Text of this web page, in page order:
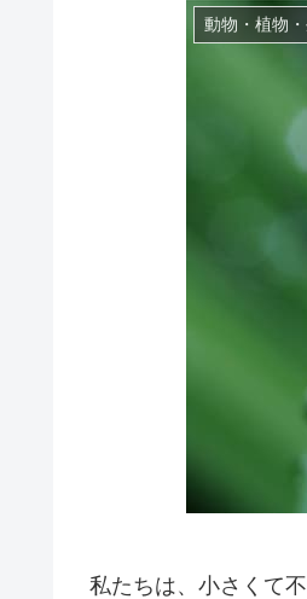
動物・植物
私たちは、小さくて